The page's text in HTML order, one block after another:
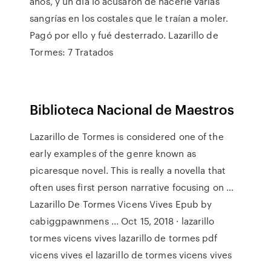
sangrías en los costales que le traían a moler.
Pagó por ello y fué desterrado. Lazarillo de
Tormes: 7 Tratados
Biblioteca Nacional de Maestros
Lazarillo de Tormes is considered one of the
early examples of the genre known as
picaresque novel. This is really a novella that
often uses first person narrative focusing on …
Lazarillo De Tormes Vicens Vives Epub by
cabiggpawnmens ... Oct 15, 2018 · lazarillo
tormes vicens vives lazarillo de tormes pdf
vicens vives el lazarillo de tormes vicens vives